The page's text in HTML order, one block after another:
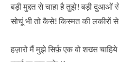
बड़ी मुद्दत से चाहा है तुझे! बड़ी दुआओं
सोचूं भी तो कैसे! किस्मत की लकीरों
हज़ारो मैं मुझे सिर्फ़ एक वो शख्स चाहिये